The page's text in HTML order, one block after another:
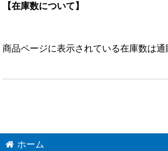
【在庫数について】
商品ページに表示されている在庫数は
ホーム